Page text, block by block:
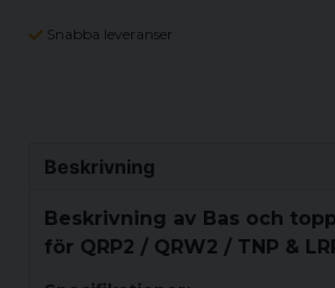
Snabba leveranser
Beskrivning
Beskrivning av Bas och
för QRP2 / QRW2 / TNP &